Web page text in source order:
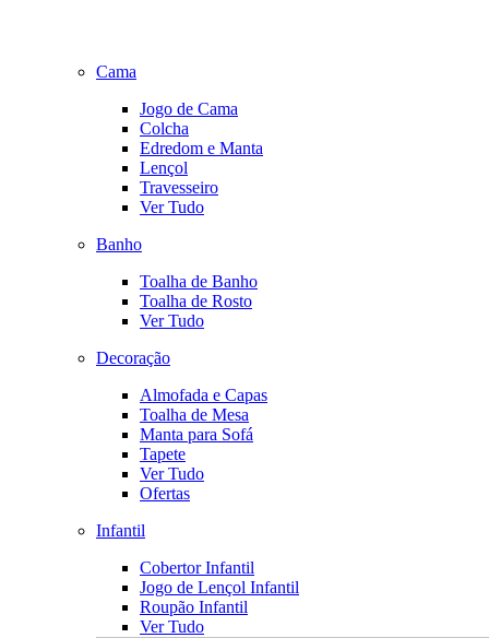
Cama
Jogo de Cama
Colcha
Edredom e Manta
Lençol
Travesseiro
Ver Tudo
Banho
Toalha de Banho
Toalha de Rosto
Ver Tudo
Decoração
Almofada e Capas
Toalha de Mesa
Manta para Sofá
Tapete
Ver Tudo
Ofertas
Infantil
Cobertor Infantil
Jogo de Lençol Infantil
Roupão Infantil
Ver Tudo